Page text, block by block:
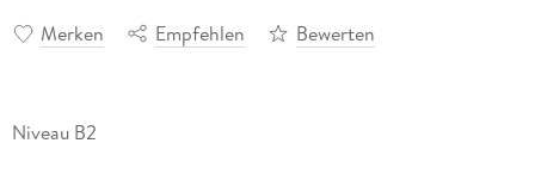
Merken Empfehlen Bewerten
Niveau B2